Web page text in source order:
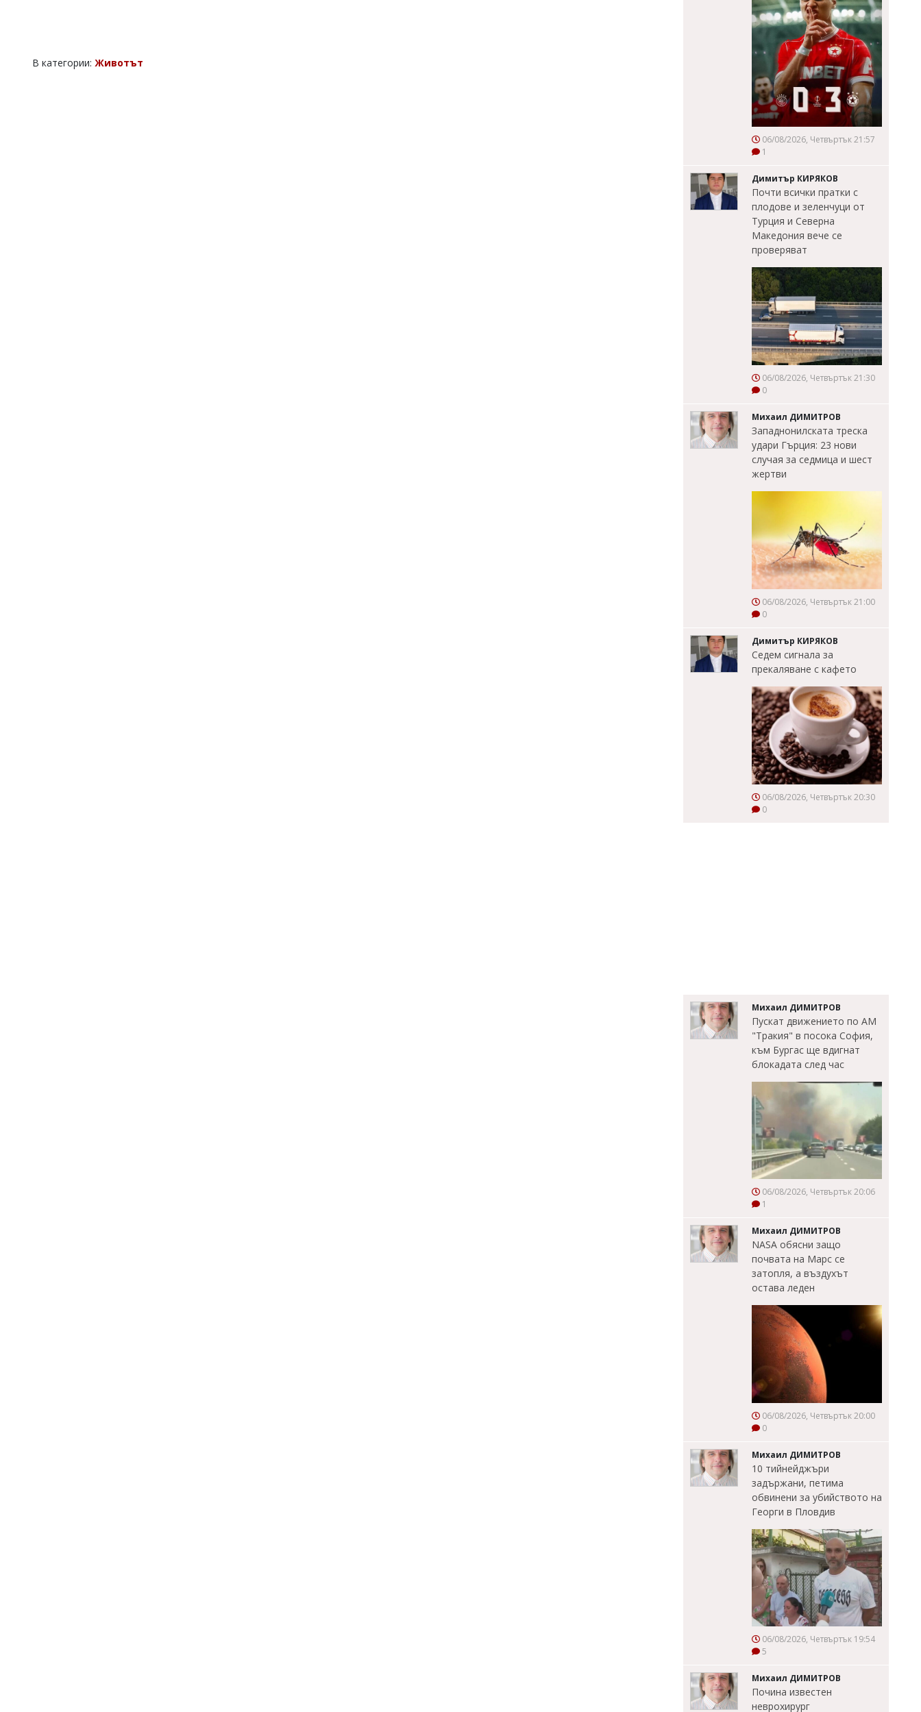
откриете
В категории: Животът
06/08/2026, Четвъртък 21:57
1
Димитър КИРЯКОВ
Почти всички пратки с
плодове и зеленчуци от
Турция и Северна
Македония вече се
проверяват
06/08/2026, Четвъртък 21:30
0
Михаил ДИМИТРОВ
Западнонилската треска
удари Гърция: 23 нови
случая за седмица и шест
жертви
06/08/2026, Четвъртък 21:00
0
Димитър КИРЯКОВ
Седем сигнала за
прекаляване с кафето
06/08/2026, Четвъртък 20:30
0
Михаил ДИМИТРОВ
Пускат движението по АМ
"Тракия" в посока София,
към Бургас ще вдигнат
блокадата след час
06/08/2026, Четвъртък 20:06
1
Михаил ДИМИТРОВ
NASA обясни защо
почвата на Марс се
затопля, а въздухът
остава леден
06/08/2026, Четвъртък 20:00
0
Михаил ДИМИТРОВ
10 тийнейджъри
задържани, петима
обвинени за убийството на
Георги в Пловдив
06/08/2026, Четвъртък 19:54
5
Михаил ДИМИТРОВ
Почина известен
неврохирург